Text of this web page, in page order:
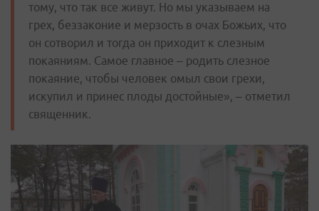
тому, что так все живут. Но мы указываем на
грех, беззаконие и мерзость в очах Божьих, что
он сотворил и тогда он приходит к слезным
покаяниям. Самое главное – родить слезное
покаяние, чтобы человек омыл свои грехи,
искупил и принес плоды достойные», – отметил
священник.